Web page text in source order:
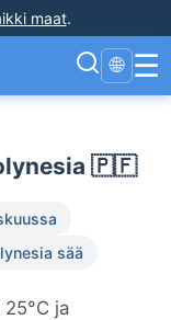
maat.
🌐 ☰
🇵🇫
sää
ja